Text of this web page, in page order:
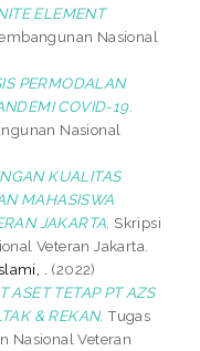
ELEMENT
Nasional
PERMODALAN
COVID-19.
Nasional
KUALITAS
MAHASISWA
JAKARTA. Skripsi
Veteran Jakarta.
.
(2022)
ASET TETAP PT AZS
& REKAN. Tugas
Nasional Veteran